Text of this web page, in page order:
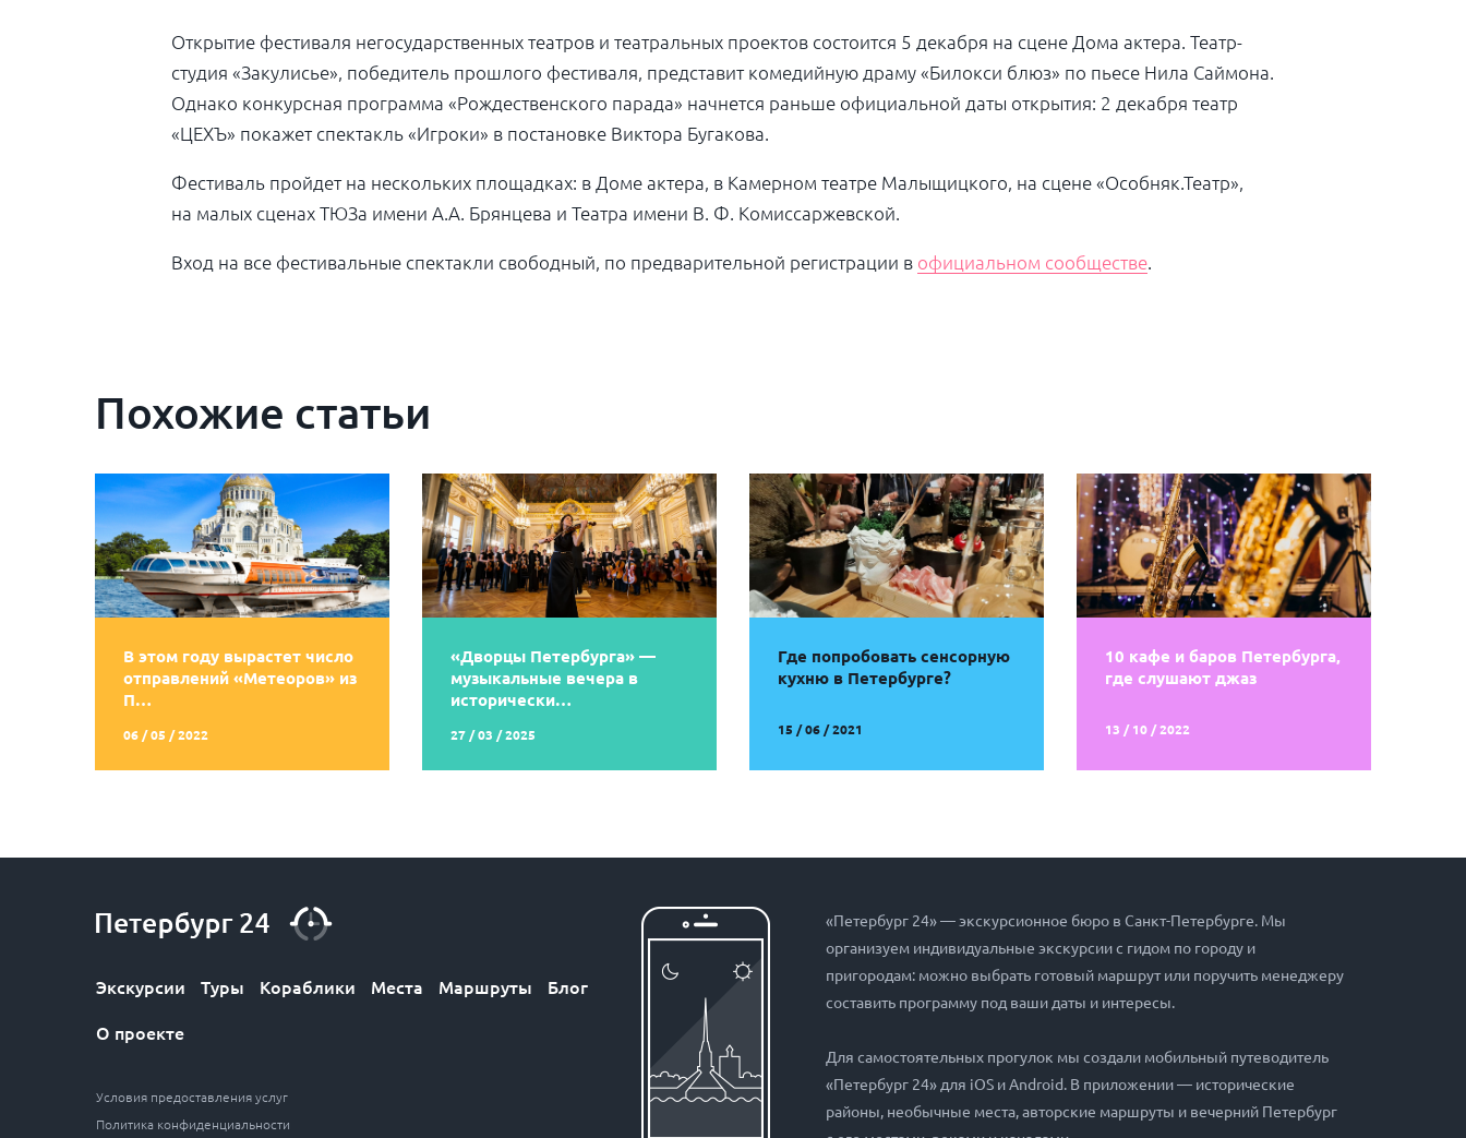
Открытие фестиваля негосударственных театров и театральных проектов состоится 5 декабря на сцене Дома актера. Театр-
студия «Закулисье», победитель прошлого фестиваля, представит комедийную драму «Билокси блюз» по пьесе Нила Саймона.
Однако конкурсная программа «Рождественского парада» начнется раньше официальной даты открытия: 2 декабря театр
«ЦЕХЪ» покажет спектакль «Игроки» в постановке Виктора Бугакова.
Фестиваль пройдет на нескольких площадках: в Доме актера, в Камерном театре Малыщицкого, на сцене «Особняк.Театр»,
на малых сценах ТЮЗа имени А.А. Брянцева и Театра имени В. Ф. Комиссаржевской.
Вход на все фестивальные спектакли свободный, по предварительной регистрации в официальном сообществе.
Похожие статьи
В этом году вырастет число
отправлений «Метеоров» из
П…
06 / 05 / 2022
«Дворцы Петербурга» —
музыкальные вечера в
исторически…
27 / 03 / 2025
Где попробовать сенсорную
кухню в Петербурге?
15 / 06 / 2021
10 кафе и баров Петербурга,
где слушают джаз
13 / 10 / 2022
Экскурсии Туры Кораблики Места Маршруты
Блог
О проекте
Условия предоставления услуг
Политика конфиденциальности
«Петербург 24» — экскурсионное бюро в Санкт-Петербурге. Мы
организуем индивидуальные экскурсии с гидом по городу и
пригородам: можно выбрать готовый маршрут или поручить менеджеру
составить программу под ваши даты и интересы.
Для самостоятельных прогулок мы создали мобильный путеводитель
«Петербург 24» для iOS и Android. В приложении — исторические
районы, необычные места, авторские маршруты и вечерний Петербург